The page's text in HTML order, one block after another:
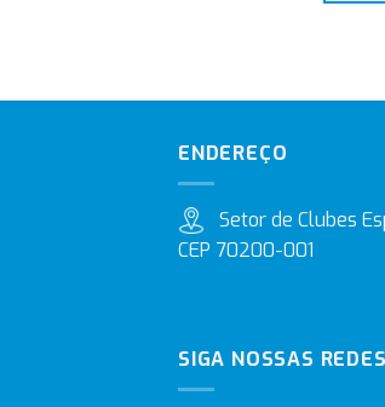
ENDEREÇO
Setor de Clubes
CEP 70200-001
SIGA NOSSAS REDES